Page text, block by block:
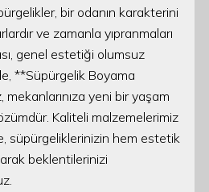
bir odanın karakterini
ve zamanla yıpranmaları
genel estetiği olumsuz
**Süpürgelik Boyama
yeni bir yaşam
Kaliteli malzemelerimiz
süpürgeliklerinizin hem estetik
beklentilerinizi